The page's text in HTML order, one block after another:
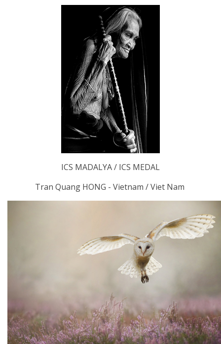
ICS MADALYA / ICS MEDAL
Tran Quang HONG - Vietnam / Viet Nam